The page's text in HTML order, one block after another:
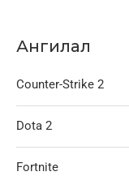
Ангилал
Counter-Strike 2
Dota 2
Fortnite